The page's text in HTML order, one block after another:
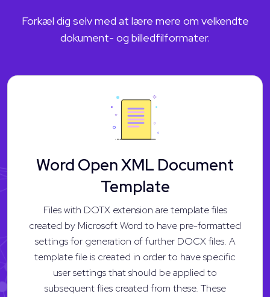
Forkæl dig selv med at lære mere om velkendte
dokument- og billedfilformater.
Word Open XML Document
Template
Files with DOTX extension are template files
created by Microsoft Word to have pre-formatted
settings for generation of further DOCX files. A
template file is created in order to have specific
user settings that should be applied to
subsequent flies created from these. These